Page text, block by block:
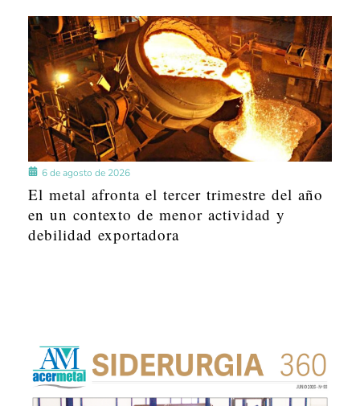
6 de agosto de 2026
El metal afronta el tercer trimestre del año
en un contexto de menor actividad y
debilidad exportadora